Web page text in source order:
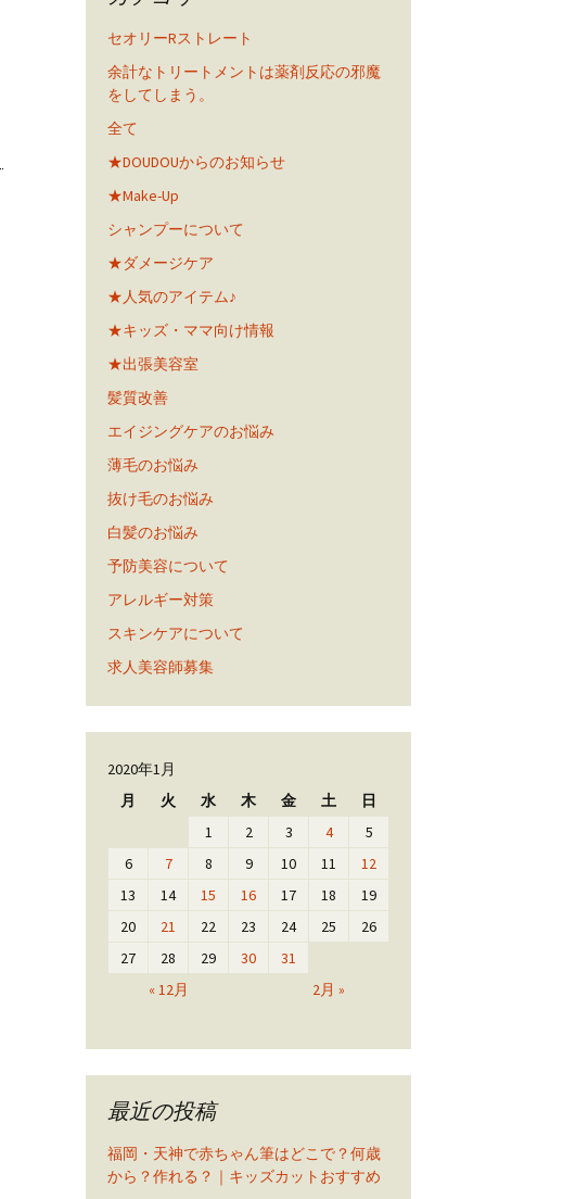
セオリーRストレート
余計なトリートメントは薬剤反応の邪魔
をしてしまう。
全て
★DOUDOUからのお知らせ
★Make-Up
シャンプーについて
★ダメージケア
★人気のアイテム♪
★キッズ・ママ向け情報
★出張美容室
髪質改善
エイジングケアのお悩み
薄毛のお悩み
抜け毛のお悩み
白髪のお悩み
予防美容について
アレルギー対策
スキンケアについて
求人美容師募集
2020年1月
月
火 水 木 金 土 日
« 12月 2月 »
1 2 3 4
5
6
7 8 9 10 11
12
13
14 15 16 17 18
19
20
21 22 23 24 25
26
27
28 29 30 31
最近の投稿
福岡・天神で赤ちゃん筆はどこで？何歳
から？作れる？｜キッズカットおすすめ